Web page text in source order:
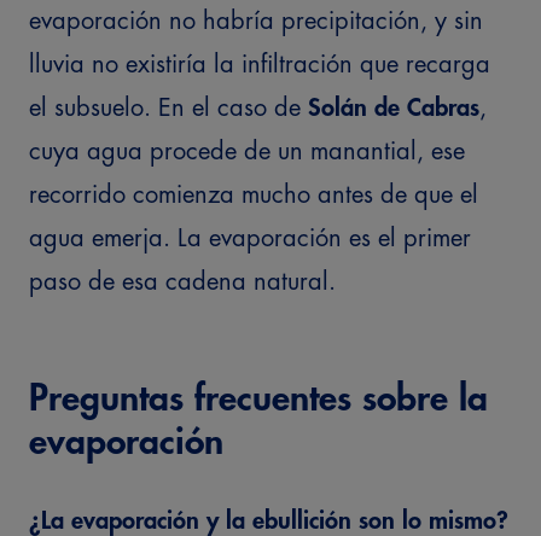
evaporación no habría precipitación, y sin
lluvia no existiría la infiltración que recarga
el subsuelo. En el caso de Solán de Cabras,
cuya agua procede de un manantial, ese
recorrido comienza mucho antes de que el
agua emerja. La evaporación es el primer
paso de esa cadena natural.
Preguntas frecuentes sobre la
evaporación
¿La evaporación y la ebullición son lo mismo?